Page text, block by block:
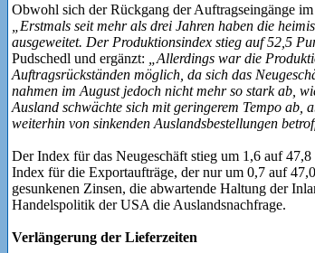
Obwohl sich der Rückgang der Auftragseingänge
„Erstmals seit mehr als drei Jahren haben die
ausgeweitet. Der Produktionsindex stieg auf 52,5
Pudschedl und ergänzt:
„Allerdings war die
Auftragsrückständen möglich, da sich das
nahmen im August jedoch nicht mehr so stark ab,
Ausland schwächte sich mit geringerem Tempo ab,
weiterhin von sinkenden Auslandsbestellungen
Der Index für das Neugeschäft stieg um 1,6 auf
Index für die Exportaufträge, der nur um 0,7 auf
gesunkenen Zinsen, die abwartende Haltung der
Handelspolitik der USA die Auslandsnachfrage.
Verlängerung der Lieferzeiten